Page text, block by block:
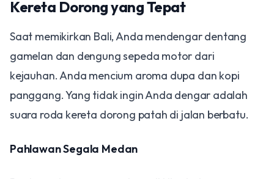
Kereta Dorong yang Tepat
Saat memikirkan Bali, Anda mendengar dentang
gamelan dan dengung sepeda motor dari
kejauhan. Anda mencium aroma dupa dan kopi
panggang. Yang tidak ingin Anda dengar adalah
suara roda kereta dorong patah di jalan berbatu.
Pahlawan Segala Medan